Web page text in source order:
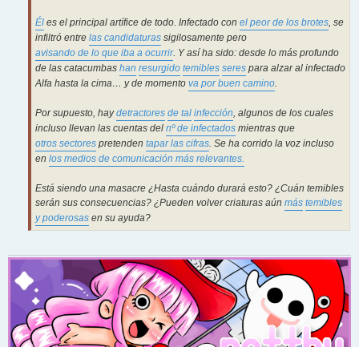
Él es el principal artífice de todo. Infectado con el peor de los brotes, se
infiltró entre las candidaturas sigilosamente pero
avisando de lo que iba a ocurrir. Y así ha sido: desde lo más profundo
de las catacumbas han resurgido temibles seres para alzar al infectado
Alfa hasta la cima… y de momento va por buen camino.
Por supuesto, haydetractores de tal infección, algunos de los cuales
incluso llevan las cuentas del nº de infectados mientras que
otros sectores pretenden tapar las cifras. Se ha corrido la voz incluso
en los medios de comunicación más relevantes.
Está siendo una masacre ¿Hasta cuándo durará esto? ¿Cuán temibles
serán sus consecuencias? ¿Pueden volver criaturas aún más temibles
y poderosas en su ayuda?